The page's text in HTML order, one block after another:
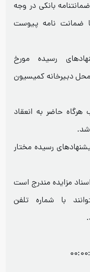
بانکی در وجه
ضمانت نامه پیوست
رسیده مورخ
ساعت ۱۱ صبح در محل دبیرخانه کمیسیون
هرگاه حاضر به انعقاد
شد.
رسیده مختار
مزایده مندرج است
با شماره تلفن